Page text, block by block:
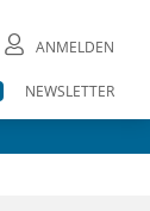
ANMELDEN
NEWSLETTER